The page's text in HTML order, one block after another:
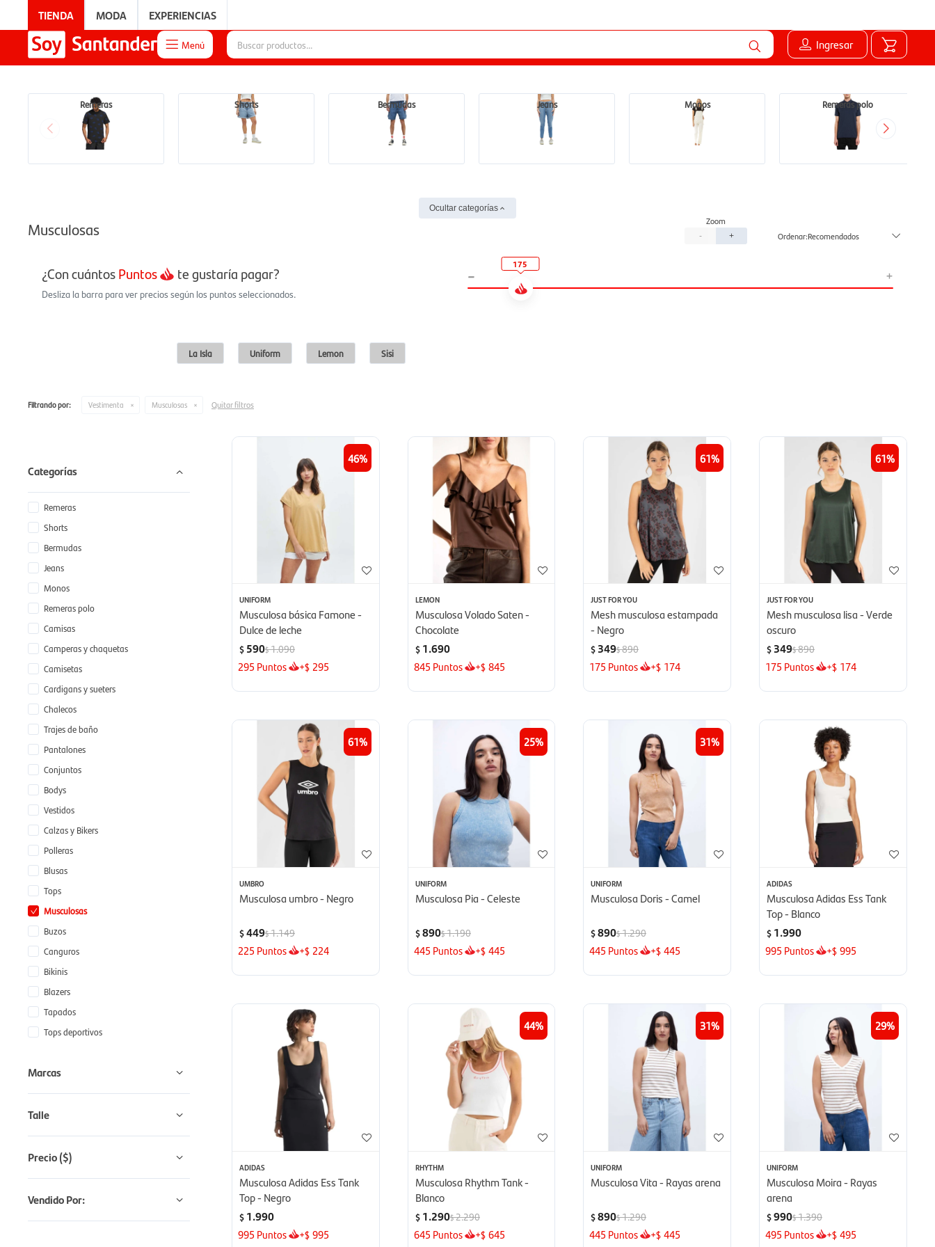
TIENDA MODA EXPERIENCIAS
 Menú Ingresar
Remeras Shorts Bermudas Jeans Monos Remeras polo
Ocultar categorías
Musculosas - + Recomendados
¿Con cuántosPuntos te gustaría pagar?
Desliza la barra para ver precios según los puntos seleccionados.
- +
175
La Isla Uniform Lemon Sisi
Filtrando por: Vestimenta Musculosas Quitar filtros
46
UNIFORM
Musculosa básica Famone -
Dulce de leche
$ 590$1.090
295 Puntos +$ 295
LEMON
Musculosa Volado Saten -
Chocolate
$ 1.690
845 Puntos +$ 845
61
JUST FOR YOU
Mesh musculosa estampada
- Negro
$ 349$890
175 Puntos +$ 174
61
JUST FOR YOU
Mesh musculosa lisa - Verde
oscuro
$ 349$890
175 Puntos +$ 174
61
UMBRO
Musculosa umbro - Negro
$449$1.149
225 Puntos +$ 224
25
UNIFORM
Musculosa Pia - Celeste
$890$1.190
445 Puntos +$ 445
31
UNIFORM
Musculosa Doris - Camel
$890$1.290
445 Puntos +$ 445
ADIDAS
Musculosa Adidas Ess Tank
Top - Blanco
$ 1.990
995 Puntos +$ 995
ADIDAS
Musculosa Adidas Ess Tank
Top - Negro
$ 1.990
995 Puntos +$ 995
44
RHYTHM
Musculosa Rhythm Tank -
Blanco
$ 1.290$2.290
645 Puntos +$ 645
31
UNIFORM
Musculosa Vita - Rayas arena
$890$1.290
445 Puntos +$ 445
29
UNIFORM
Musculosa Moira - Rayas
arena
$990$1.390
495 Puntos +$ 495
Categorías
Remeras
Shorts
Bermudas
Jeans
Monos
Remeras polo
Camisas
Camperas y chaquetas
Camisetas
Cardigans y sueters
Chalecos
Trajes de baño
Pantalones
Conjuntos
Bodys
Vestidos
Calzas y Bikers
Polleras
Blusas
Tops
Musculosas
Buzos
Canguros
Bikinis
Blazers
Tapados
Tops deportivos
Marcas
Talle
Precio($)
Vendido Por: